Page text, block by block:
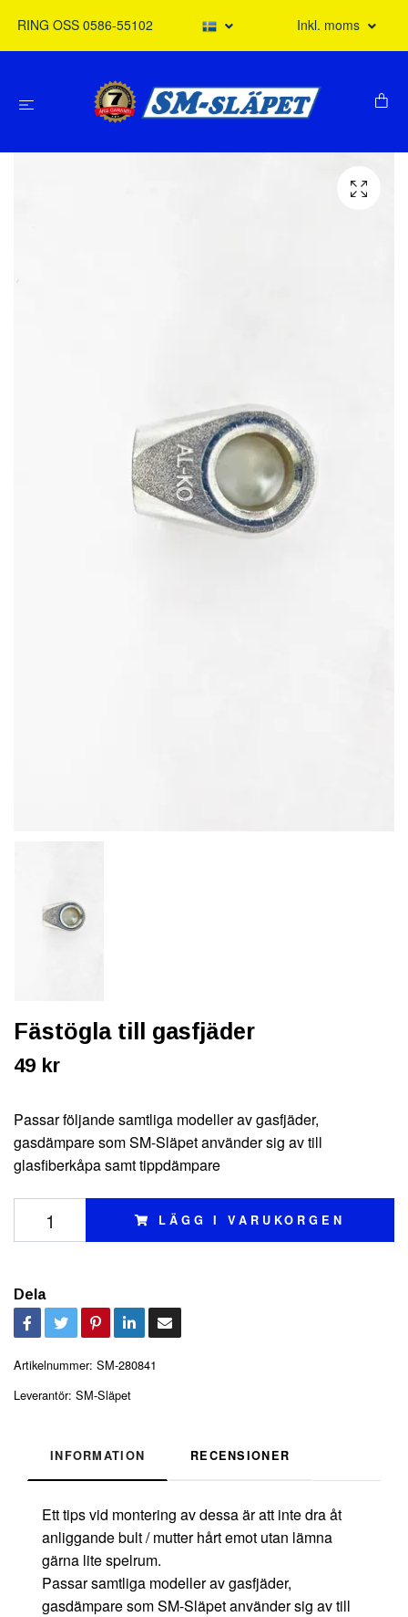
RING OSS 0586-55102 Inkl. moms
Fästögla till gasfjäder
49 kr
Passar följande samtliga modeller av gasfjäder,
gasdämpare som SM-Släpet använder sig av till
glasfiberkåpa samt tippdämpare
LÄGG I VARUKORGEN
Dela
Artikelnummer: SM-280841
Leverantör: SM-Släpet
INFORMATION RECENSIONER
Ett tips vid montering av dessa är att inte dra åt
anliggande bult / mutter hårt emot utan lämna
gärna lite spelrum.
Passar samtliga modeller av gasfjäder,
gasdämpare som SM-Släpet använder sig av till